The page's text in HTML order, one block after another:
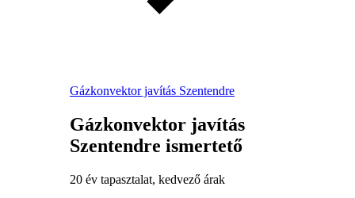
Gázkonvektor javítás Szentendre
Gázkonvektor javítás
Szentendre ismertető
20 év tapasztalat, kedvező árak